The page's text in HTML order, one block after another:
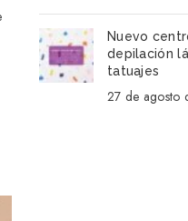
Nuevo
depilación
tatuajes
27 de agosto